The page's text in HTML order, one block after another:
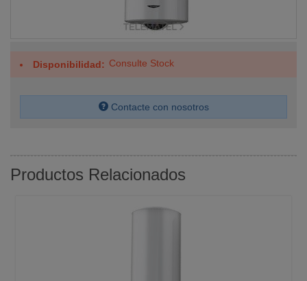
Disponibilidad Consulte Stock
Contacte con nosotros
Productos Relacionados